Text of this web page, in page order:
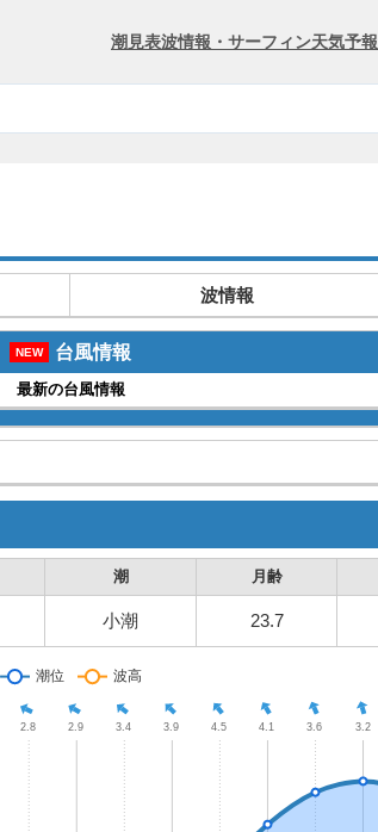
潮見表波情報・サーフィン天気予報
波情報
NEW 台風情報
最新の台風情報
潮 月齢
小潮 23.7